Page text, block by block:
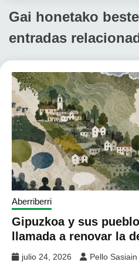
Gai honetako
entradas
Aberriberri
Gipuzkoa y sus
llamada a renovar la
julio 24, 2026 Pello Sasiain